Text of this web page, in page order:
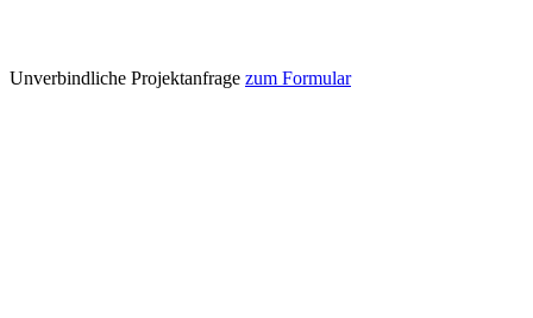
Unverbindliche Projektanfrage zum Formular